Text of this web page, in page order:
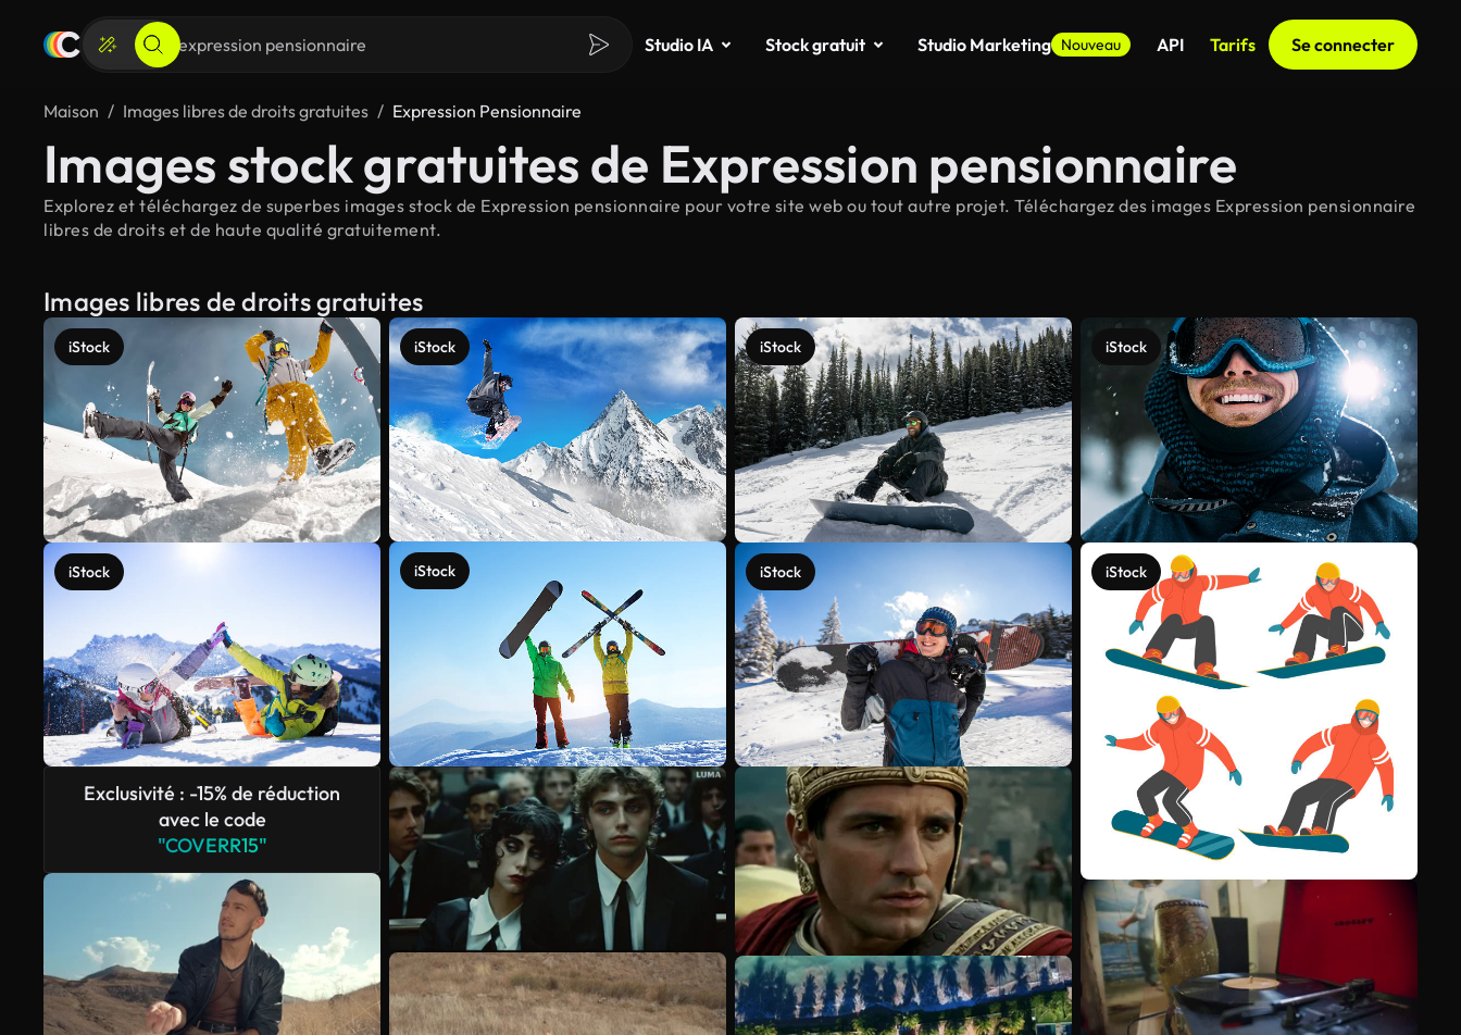
Studio IA Stock gratuit Studio Marketing Nouveau API Tarifs Se connecter
Maison Images libres de droits gratuites Expression Pensionnaire
Images stock gratuites de Expression pensionnaire
Explorez et téléchargez de superbes images stock de Expression pensionnaire pour votre site web ou tout autre projet. Téléchargez des images Expression pensionnaire
libres de droits et de haute qualité gratuitement.
Images libres de droits gratuites
iStock
iStock
Exclusivité : -15% de réduction
avec le code
"COVERR15"
iStock
iStock
iStock
iStock
iStock
iStock